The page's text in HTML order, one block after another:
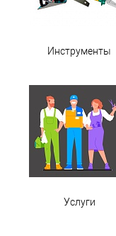
Инструменты
Услуги